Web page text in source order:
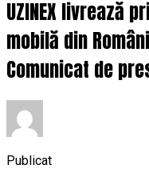
UZINEX livrează
mobilă din
Comunicat de
Publicat